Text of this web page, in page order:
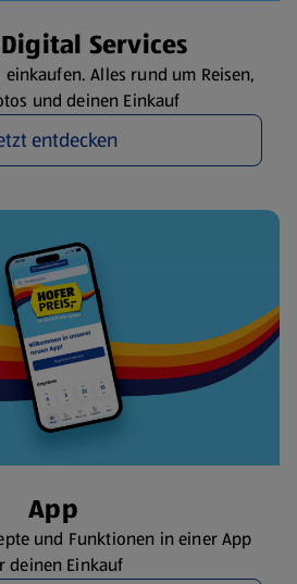
Digital Services
Alles rund um Reisen,
und deinen Einkauf
entdecken
App
und Funktionen in einer App
deinen Einkauf